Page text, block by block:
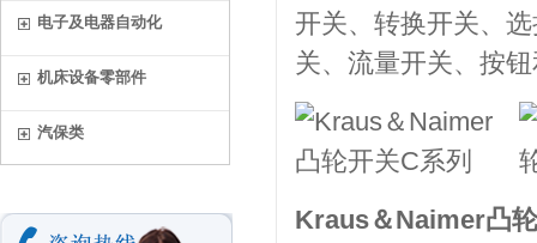
电子及电器自动化
机床设备零部件
汽保类
开关、转换开关、
关、流量开关、按
Kraus＆Naimer凸